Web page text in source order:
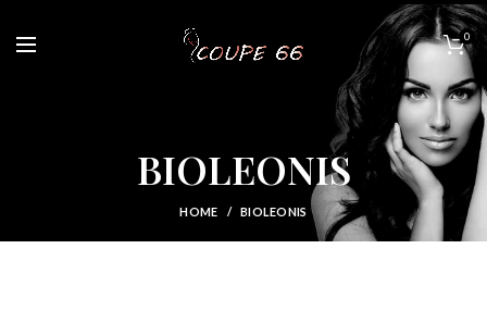
0
BIOLEONIS
HOME BIOLEONIS